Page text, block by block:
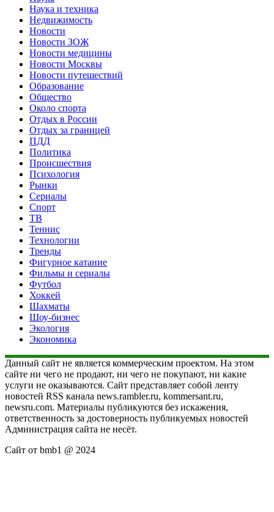
Наука и техника
Недвижимость
Новости
Новости ЗОЖ
Новости медицины
Новости Москвы
Новости путешествий
Образование
Общество
Около спорта
Отдых в России
Отдых за границей
ПДД
Политика
Происшествия
Психология
Рынки
Сериалы
Спорт
ТВ
Теннис
Технологии
Тренды
Фигурное катание
Фильмы и сериалы
Футбол
Хоккей
Шахматы
Шоу-бизнес
Экология
Экономика
Данный сайт не является коммерческим проектом. На этом
сайте ни чего не продают, ни чего не покупают, ни какие
услуги не оказываются. Сайт представляет собой ленту
новостей RSS канала news.rambler.ru, kommersant.ru,
newsru.com. Материалы публикуются без искажения,
ответственность за достоверность публикуемых новостей
Администрация сайта не несёт.
Сайт от bmb1 @ 2024